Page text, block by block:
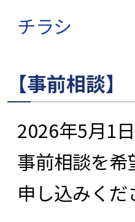
チラシ
【事前相談】
2026年5月1
事前相談を
申し込みくだ